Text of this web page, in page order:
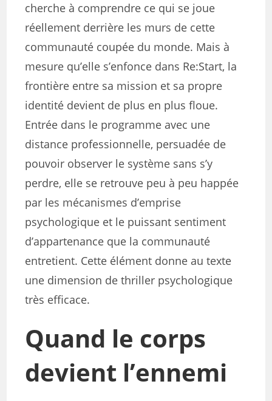
cherche à comprendre ce qui se joue
réellement derrière les murs de cette
communauté coupée du monde. Mais à
mesure qu’elle s’enfonce dans Re:Start, la
frontière entre sa mission et sa propre
identité devient de plus en plus floue.
Entrée dans le programme avec une
distance professionnelle, persuadée de
pouvoir observer le système sans s’y
perdre, elle se retrouve peu à peu happée
par les mécanismes d’emprise
psychologique et le puissant sentiment
d’appartenance que la communauté
entretient. Cette élément donne au texte
une dimension de thriller psychologique
très efficace.
Quand le corps
devient l’ennemi